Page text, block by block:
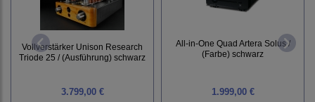
Vollverstärker Unison Research
Triode 25 / (Ausführung) schwarz
3.799,00 €
All-in-One Quad Artera Solus /
(Farbe) schwarz
1.999,00 €